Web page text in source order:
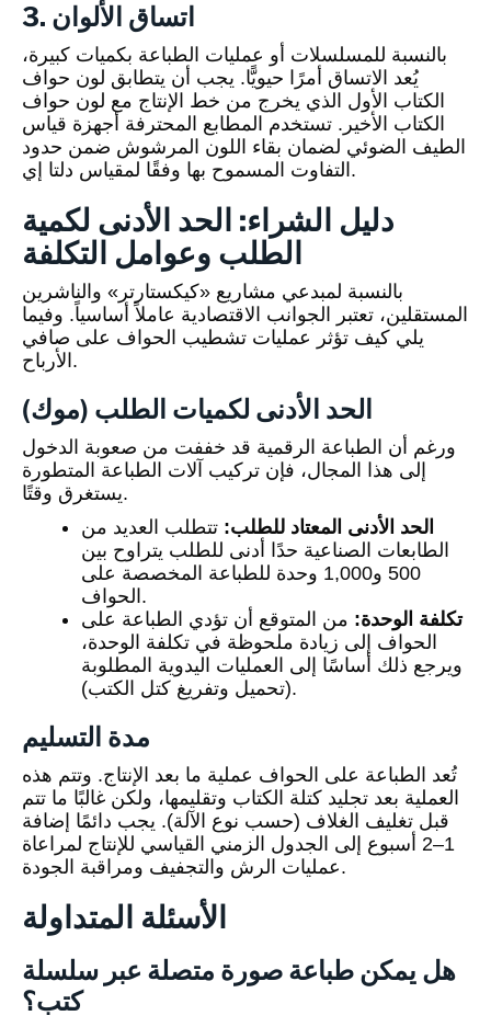
3. اتساق الألوان
بالنسبة للمسلسلات أو عمليات الطباعة بكميات كبيرة،
يُعد الاتساق أمرًا حيويًّا. يجب أن يتطابق لون حواف
الكتاب الأول الذي يخرج من خط الإنتاج مع لون حواف
الكتاب الأخير. تستخدم المطابع المحترفة أجهزة قياس
الطيف الضوئي لضمان بقاء اللون المرشوش ضمن حدود
التفاوت المسموح بها وفقًا لمقياس دلتا إي.
دليل الشراء: الحد الأدنى لكمية
الطلب وعوامل التكلفة
بالنسبة لمبدعي مشاريع «كيكستارتر» والناشرين
المستقلين، تعتبر الجوانب الاقتصادية عاملاً أساسياً. وفيما
يلي كيف تؤثر عمليات تشطيب الحواف على صافي
الأرباح.
الحد الأدنى لكميات الطلب (موك)
ورغم أن الطباعة الرقمية قد خففت من صعوبة الدخول
إلى هذا المجال، فإن تركيب آلات الطباعة المتطورة
يستغرق وقتًا.
الحد الأدنى المعتاد للطلب: تتطلب العديد من
الطابعات الصناعية حدًا أدنى للطلب يتراوح بين
500 و1,000 وحدة للطباعة المخصصة على
الحواف.
تكلفة الوحدة: من المتوقع أن تؤدي الطباعة على
الحواف إلى زيادة ملحوظة في تكلفة الوحدة،
ويرجع ذلك أساسًا إلى العمليات اليدوية المطلوبة
(تحميل وتفريغ كتل الكتب).
مدة التسليم
تُعد الطباعة على الحواف عملية ما بعد الإنتاج. وتتم هذه
العملية بعد تجليد كتلة الكتاب وتقليمها، ولكن غالبًا ما تتم
قبل تغليف الغلاف (حسب نوع الآلة). يجب دائمًا إضافة
1–2 أسبوع إلى الجدول الزمني القياسي للإنتاج لمراعاة
عمليات الرش والتجفيف ومراقبة الجودة.
الأسئلة المتداولة
هل يمكن طباعة صورة متصلة عبر سلسلة
كتب؟